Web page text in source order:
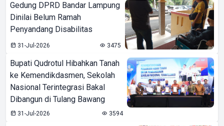
Gedung DPRD Bandar Lampung
Dinilai Belum Ramah
Penyandang Disabilitas
31-Jul-2026 3475
Bupati Qudrotul Hibahkan Tanah
ke Kemendikdasmen, Sekolah
Nasional Terintegrasi Bakal
Dibangun di Tulang Bawang
31-Jul-2026 3594